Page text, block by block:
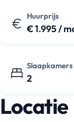
Huurprijs
€ 1.995 /
Slaapkamers
2
Locatie